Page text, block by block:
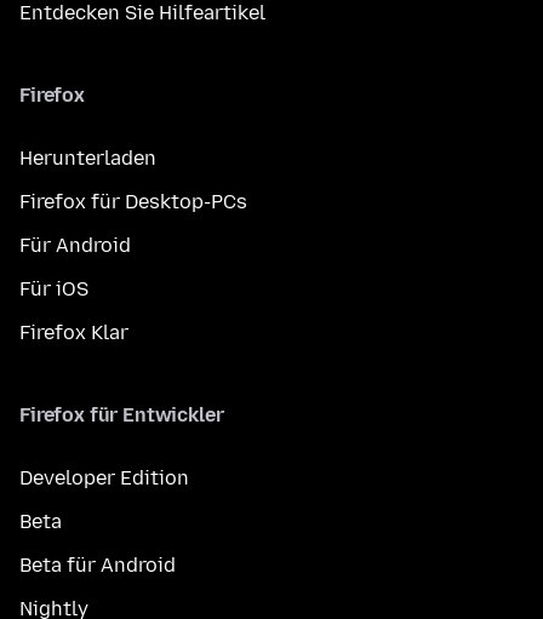
Entdecken Sie Hilfeartikel
Firefox
Herunterladen
Firefox für Desktop-PCs
Für Android
Für iOS
Firefox Klar
Firefox für Entwickler
Developer Edition
Beta
Beta für Android
Nightly